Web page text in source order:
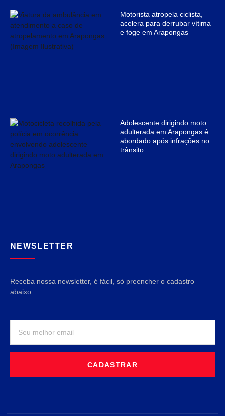
Motorista atropela ciclista,
acelera para derrubar vítima
e foge em Arapongas
Adolescente dirigindo moto
adulterada em Arapongas é
abordado após infrações no
trânsito
NEWSLETTER
Receba nossa newsletter, é fácil, só preencher o cadastro
abaixo.
CADASTRAR